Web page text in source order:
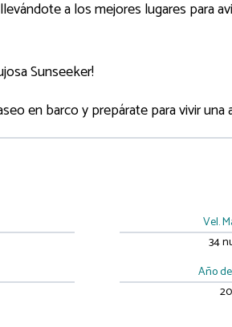
a los mejores lugares para
Sunseeker!
en barco y prepárate para vivir
Vel.
34
Año